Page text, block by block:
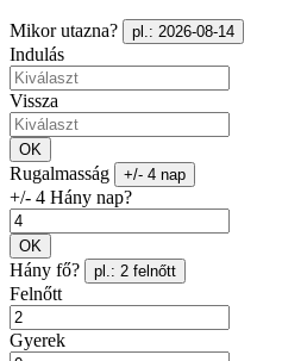
Mikor utazna? pl.: 2026-08-14
Indulás
Vissza
OK
Rugalmasság +/- 4 nap
+/- 4 Hány nap?
OK
Hány fő? pl.: 2 felnőtt
Felnőtt
Gyerek